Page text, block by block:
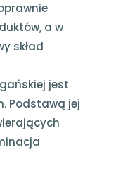
a w
skład
jest
Podstawą jej